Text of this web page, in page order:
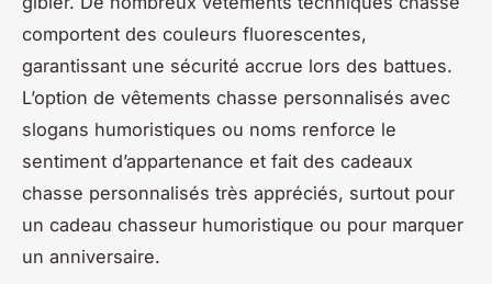
comportent des couleurs fluorescentes,
garantissant une sécurité accrue lors des battues.
L’option de vêtements chasse personnalisés avec
slogans humoristiques ou noms renforce le
sentiment d’appartenance et fait des cadeaux
chasse personnalisés très appréciés, surtout pour
un cadeau chasseur humoristique ou pour marquer
un anniversaire.